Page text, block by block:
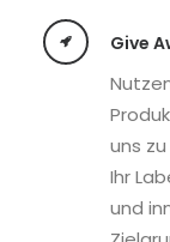
Give
uns
Ihr
und